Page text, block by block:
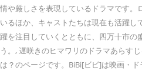
情や厳しさを表現しているドラマです。
いるほか、キャストたちは現在も活躍
躍を注目していくとともに、四万十市の
う。, 遅咲きのヒマワリのドラマあらす
は？のページです。BiBi[ビビ]は映画・